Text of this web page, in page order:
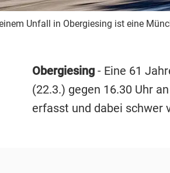
Unfall in Obergiesing ist eine
Obergiesing- Eine 61
(22.3.) gegen 16.30 Uhr
erfasst und dabei schwer